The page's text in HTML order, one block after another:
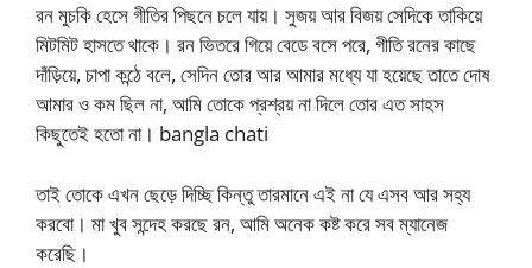
রন মুচকি হেসে গীতির পিছনে চলে যায়। সুজয় আর বিজয় সেদিকে তাকিয়ে
মিটমিট হাসতে থাকে। রন ভিতরে গিয়ে বেডে বসে পরে, গীতি রনের কাছে
দাঁড়িয়ে, চাপা কন্ঠে বলে, সেদিন তোর আর আমার মধ্যে যা হয়েছে তাতে দোষ
আমার ও কম ছিল না, আমি তোকে প্রশ্রয় না দিলে তোর এত সাহস
কিছুতেই হতো না। bangla chati
তাই তোকে এখন ছেড়ে দিচ্ছি কিন্তু তারমানে এই না যে এসব আর সহ্য
করবো। মা খুব সন্দেহ করছে রন, আমি অনেক কষ্ট করে সব ম্যানেজ
করেছি।